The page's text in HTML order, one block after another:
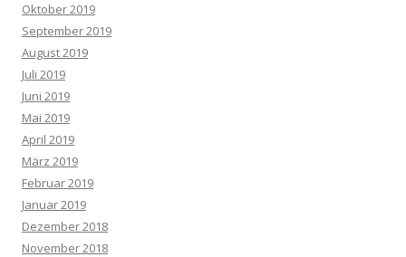
Oktober 2019
September 2019
August 2019
Juli 2019
Juni 2019
Mai 2019
April 2019
März 2019
Februar 2019
Januar 2019
Dezember 2018
November 2018